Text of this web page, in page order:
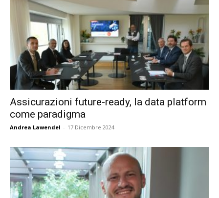
Assicurazioni future-ready, la data platform
come paradigma
Andrea Lawendel - 17 Dicembre 2024